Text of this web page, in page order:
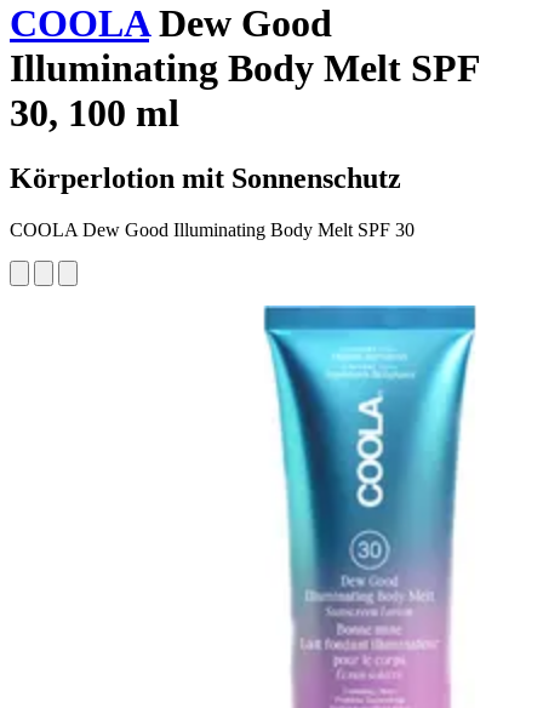
COOLADew Good
Illuminating Body Melt SPF
30, 100 ml
Körperlotion mit Sonnenschutz
COOLA Dew Good Illuminating Body Melt SPF 30